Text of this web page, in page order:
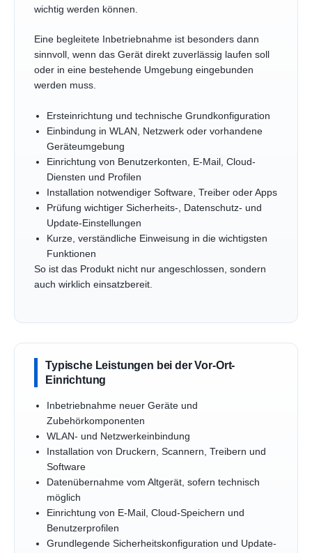
wichtig werden können.
Eine begleitete Inbetriebnahme ist besonders dann
sinnvoll, wenn das Gerät direkt zuverlässig laufen soll
oder in eine bestehende Umgebung eingebunden
werden muss.
Ersteinrichtung und technische Grundkonfiguration
Einbindung in WLAN, Netzwerk oder vorhandene
Geräteumgebung
Einrichtung von Benutzerkonten, E-Mail, Cloud-
Diensten und Profilen
Installation notwendiger Software, Treiber oder Apps
Prüfung wichtiger Sicherheits-, Datenschutz- und
Update-Einstellungen
Kurze, verständliche Einweisung in die wichtigsten
Funktionen
So ist das Produkt nicht nur angeschlossen, sondern
auch wirklich einsatzbereit.
Typische Leistungen bei der Vor-Ort-
Einrichtung
Inbetriebnahme neuer Geräte und
Zubehörkomponenten
WLAN- und Netzwerkeinbindung
Installation von Druckern, Scannern, Treibern und
Software
Datenübernahme vom Altgerät, sofern technisch
möglich
Einrichtung von E-Mail, Cloud-Speichern und
Benutzerprofilen
Grundlegende Sicherheitskonfiguration und Update-